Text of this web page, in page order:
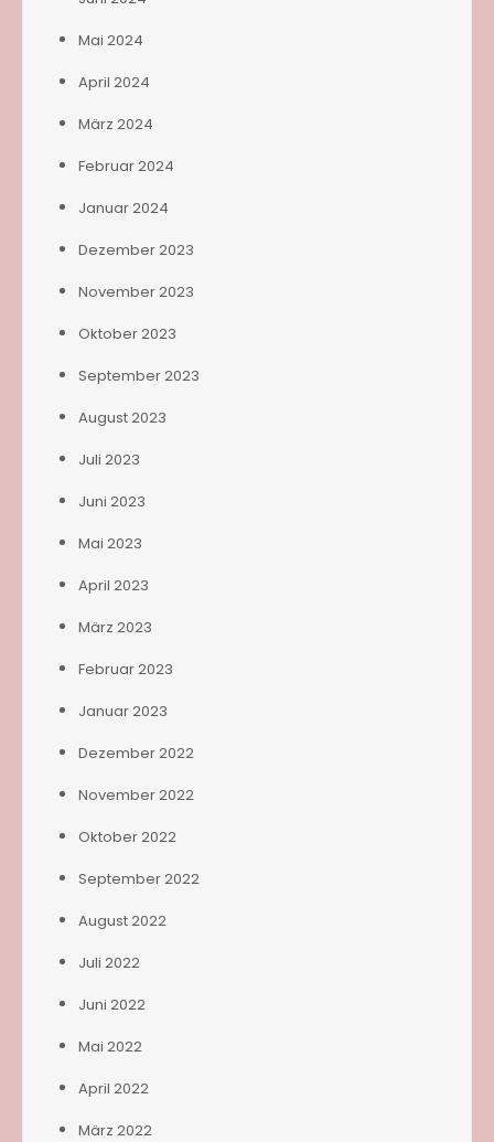
Mai 2024
April 2024
März 2024
Februar 2024
Januar 2024
Dezember 2023
November 2023
Oktober 2023
September 2023
August 2023
Juli 2023
Juni 2023
Mai 2023
April 2023
März 2023
Februar 2023
Januar 2023
Dezember 2022
November 2022
Oktober 2022
September 2022
August 2022
Juli 2022
Juni 2022
Mai 2022
April 2022
März 2022